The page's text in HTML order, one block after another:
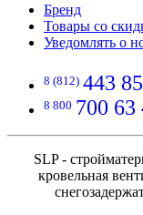
Бренд
Товары со
Уведомлять о
8 (812) 443
8 800 700 63
SLP -
кровельная